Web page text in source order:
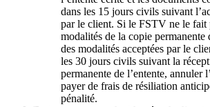
dans les 15 jours civils suivant
par le client. Si le FSTV ne le fait
modalités de la copie permanente
des modalités acceptées par le
les 30 jours civils suivant la
permanente de l’entente, annuler
payer de frais de résiliation
pénalité.